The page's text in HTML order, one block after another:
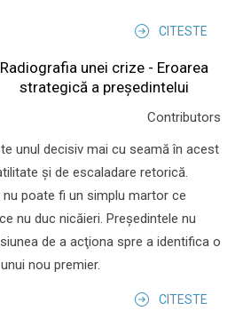
CITESTE
Radiografia unei crize - Eroarea
strategică a președintelui
Contributors
unul decisiv mai cu seamă în acest
şi de escaladare retorică.
poate fi un simplu martor ce
nu duc nicăieri. Preşedintele nu
de a acţiona spre a identifica o
nou premier.
CITESTE